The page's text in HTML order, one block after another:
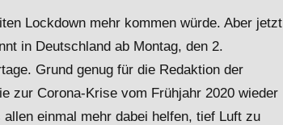
Lockdown mehr kommen würde. Aber jetzt
in Deutschland ab Montag, den 2.
Grund genug für die Redaktion der
zur Corona-Krise vom Frühjahr 2020 wieder
einmal mehr dabei helfen, tief Luft zu